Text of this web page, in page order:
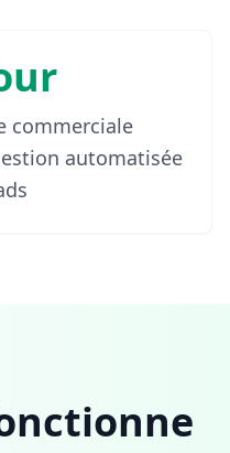
commerciale
automatisée